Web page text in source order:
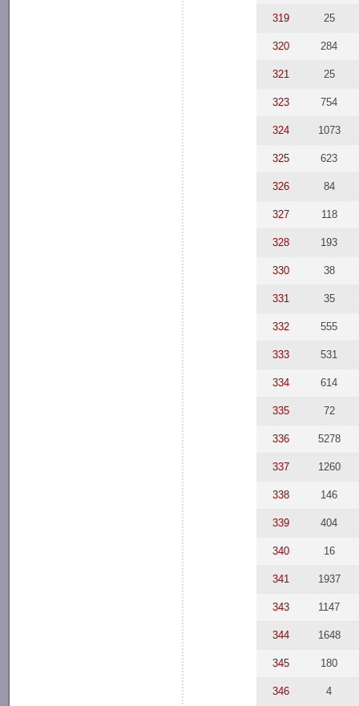
319 25
320 284
321 25
323 754
324 1073
325 623
326 84
327 118
328 193
330 38
331 35
332 555
333 531
334 614
335 72
336 5278
337 1260
338 146
339 404
340 16
341 1937
343 1147
344 1648
345 180
346 4